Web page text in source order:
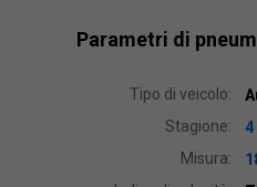
Parametri di
Tipo di veicolo:
Stagione:
Misura: